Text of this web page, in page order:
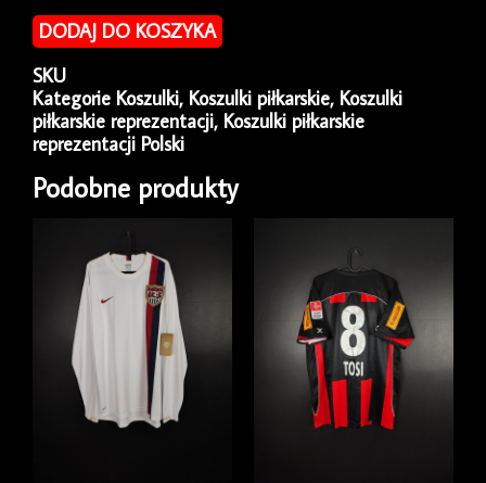
piłkarska
reprezentacji
2016/18
Home
Nike
[XL]
DODAJ DO KOSZYKA
SKU
Kategorie Koszulki, Koszulki piłkarskie, Koszulki
piłkarskie reprezentacji, Koszulki piłkarskie
reprezentacji Polski
Podobne produkty